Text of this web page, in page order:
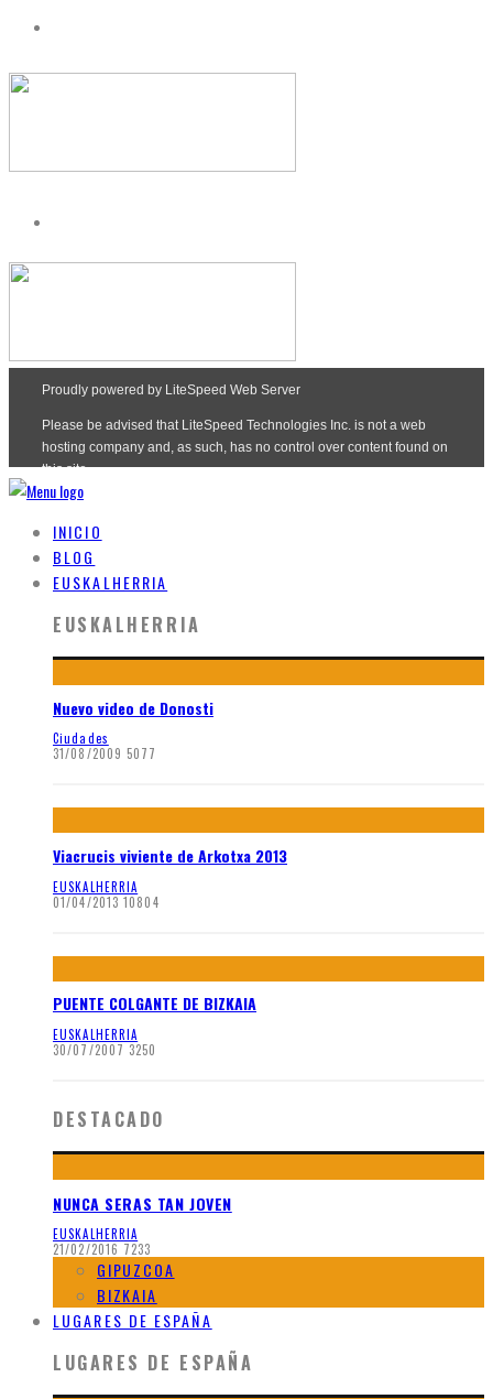
INICIO
BLOG
EUSKALHERRIA
EUSKALHERRIA
Nuevo video de Donosti
Ciudades
31/08/2009 5077
Viacrucis viviente de Arkotxa 2013
EUSKALHERRIA
01/04/2013 10804
PUENTE COLGANTE DE BIZKAIA
EUSKALHERRIA
30/07/2007 3250
DESTACADO
NUNCA SERAS TAN JOVEN
EUSKALHERRIA
21/02/2016 7233
GIPUZCOA
BIZKAIA
LUGARES DE ESPAÑA
LUGARES DE ESPAÑA